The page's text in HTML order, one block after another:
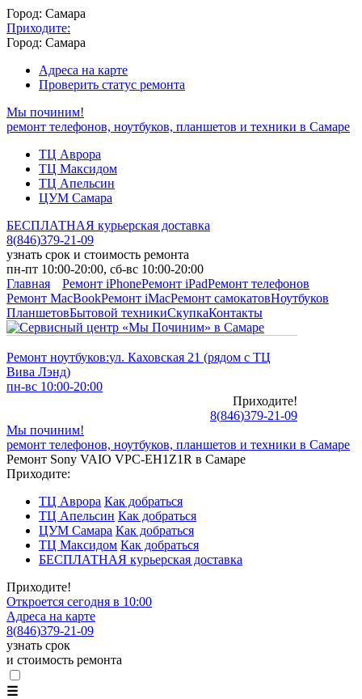
Город: Самара
Приходите:
Город: Самара
Адреса на карте
Проверить статус ремонта
Мы починим!
ремонт телефонов, ноутбуков, планшетов и техники в Самаре
ТЦ Аврора
ТЦ Максидом
ТЦ Апельсин
ЦУМ Самара
БЕСПЛАТНАЯ курьерская доставка
8(846)379-21-09
узнать срок и стоимость ремонта
пн-пт 10:00-20:00, сб-вс 10:00-20:00
Главная
Ремонт iPhoneРемонт iPadРемонт телефонов
Ремонт MacBookРемонт iMacРемонт самокатовНоутбуков
ПланшетовБытовой техникиСкупкаКонтакты
Ремонт ноутбуков:ул. Каховская 21 (рядом с ТЦ
Вива Лэнд)
пн-вс 10:00-20:00
Приходите!
8(846)379-21-09
Мы починим!
ремонт телефонов, ноутбуков, планшетов и техники в Самаре
Ремонт Sony VAIO VPC-EH1Z1R в Самаре
Приходите:
ТЦ Аврора Как добраться
ТЦ Апельсин Как добраться
ЦУМ Самара Как добраться
ТЦ Максидом Как добраться
БЕСПЛАТНАЯ курьерская доставка
Приходите!
Откроется сегодня в 10:00
Адреса на карте
8(846)379-21-09
узнать срок
и стоимость ремонта
☰